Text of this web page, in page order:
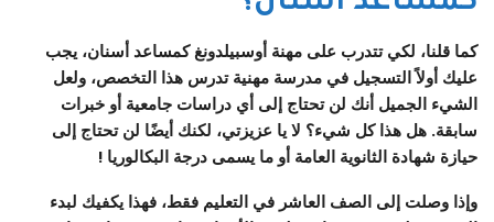
كما قلنا، لكي تتدرب على مهنة أوسبيلدونغ كمساعد أسنان، يجب
عليك أولاً التسجيل في مدرسة مهنية تدرس هذا التخصص، ولعل
الشيء الجميل أنك لن تحتاج إلى أي دراسات جامعية أو خبرات
سابقة. هل هذا كل شيء؟ لا يا عزيزتي، لكنك أيضًا لن تحتاج إلى
حيازة شهادة الثانوية العامة أو ما يسمى درجة البكالوريا !
وإذا وصلت إلى الصف العاشر في التعليم فقط، فهذا يكفيك لبدء